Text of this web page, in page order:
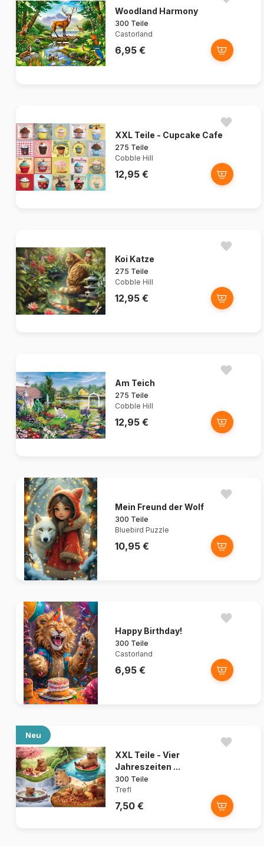
Woodland Harmony
300 Teile
Castorland
6,95 €
XXL Teile - Cupcake Cafe
275 Teile
Cobble Hill
12,95 €
Koi Katze
275 Teile
Cobble Hill
12,95 €
Am Teich
275 Teile
Cobble Hill
12,95 €
Mein Freund der Wolf
300 Teile
Bluebird Puzzle
10,95 €
Happy Birthday!
300 Teile
Castorland
6,95 €
Neu
XXL Teile - Vier
Jahreszeiten ...
300 Teile
Trefl
7,50 €